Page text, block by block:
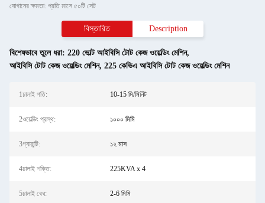
যোগানের ক্ষমতা: প্রতি মাসে ৫০টি সেট
বিস্তারিত Description
বিশেষভাবে তুলে ধরা: 220 ভোল্ট আইবিসি টোট কেজ ওয়েল্ডিং মেশিন,
আইবিসি টোট কেজ ওয়েল্ডিং মেশিন, 225 কেভিএ আইবিসি টোট কেজ ওয়েল্ডিং মেশিন
1ঢালাই গতি: 10-15 মি/মিনিট
2ওয়েল্ডিং প্রস্থ: ১০০০ মিমি
3গ্যারান্টি: ১২ মাস
4ঢালাই শক্তি: 225KVA x 4
5ঢালাই বেধ: 2-6 মিমি